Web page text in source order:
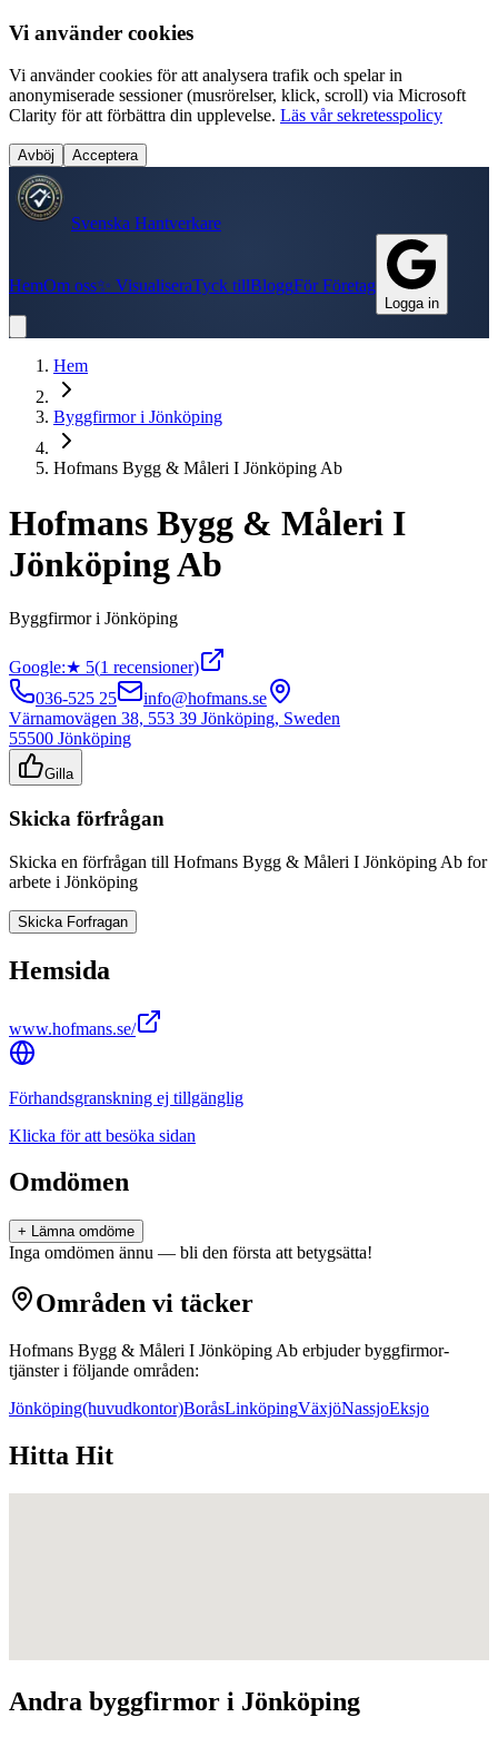
Vi använder cookies
Vi använder cookies för att analysera trafik och spelar in
anonymiserade sessioner (musrörelser, klick, scroll) via Microsoft
Clarity för att förbättra din upplevelse. Läs vår sekretesspolicy
Avböj Acceptera
Svenska Hantverkare
HemOm oss✨ VisualiseraTyck tillBloggFör Företag
Logga in
Hem
Byggfirmori Jönköping
Hofmans Bygg & Måleri I Jönköping Ab
Hofmans Bygg & Måleri I
Jönköping Ab
Byggfirmori Jönköping
Google:★ 5(1 recensioner)
036-525 25
info@hofmans.se
Värnamovägen 38, 553 39 Jönköping, Sweden
55500 Jönköping
Gilla
Skicka förfrågan
Skicka en förfrågan till Hofmans Bygg & Måleri I Jönköping Ab for
arbete i Jönköping
Skicka Forfragan
Hemsida
www.hofmans.se/
Förhandsgranskning ej tillgänglig
Klicka för att besöka sidan
Omdömen
+ Lämna omdöme
Inga omdömen ännu — bli den första att betygsätta!
Områden vi täcker
Hofmans Bygg & Måleri I Jönköping Ab erbjuderbyggfirmor-
tjänster i följande områden:
Jönköping(huvudkontor)BoråsLinköpingVäxjöNassjoEksjo
Hitta Hit
Andra byggfirmor i Jönköping